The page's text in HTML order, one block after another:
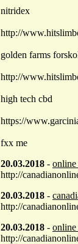
nitridex
http://
golden farms
http://
high tech cbd
https://
fxx me
20.03.2018 - online
http://
20.03.2018 -
http://
20.03.2018 - online
http://